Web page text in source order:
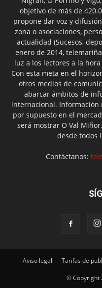
objetivo de más de
propone dar voz y
zona o asociaciones,
actualidad (Sucesos,
enero de 2014,
luz a los lectores a la
Con esta meta en el
otros medios de
abarcar ámbitos de
internacional. Información
por supuesto en el
será mostrar O Val
desde todos
Contáctanos:
Aviso legal Tarifas de
© Copyright